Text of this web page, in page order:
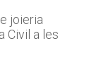
joieria
Civil a les